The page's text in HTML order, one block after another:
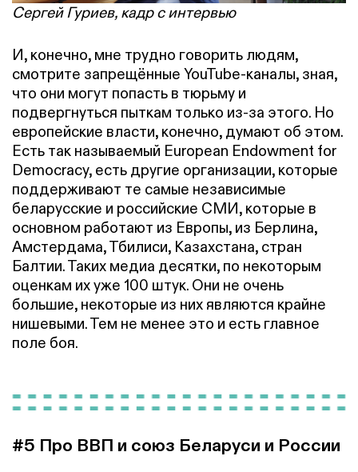
Сергей Гуриев, кадр с интервью
И, конечно, мне трудно говорить людям,
смотрите запрещённые YouTube-каналы, зная,
что они могут попасть в тюрьму и
подвергнуться пыткам только из-за этого. Но
европейские власти, конечно, думают об этом.
Есть так называемый European Endowment for
Democracy, есть другие организации, которые
поддерживают те самые независимые
беларусские и российские СМИ, которые в
основном работают из Европы, из Берлина,
Амстердама, Тбилиси, Казахстана, стран
Балтии. Таких медиа десятки, по некоторым
оценкам их уже 100 штук. Они не очень
большие, некоторые из них являются крайне
нишевыми. Тем не менее это и есть главное
поле боя.
#5 Про ВВП и союз Беларуси и России